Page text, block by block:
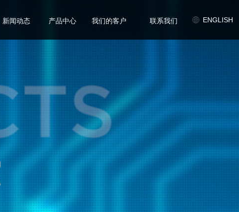
新闻动态 产品中心 我们的客户 联系我们 ENGLISH